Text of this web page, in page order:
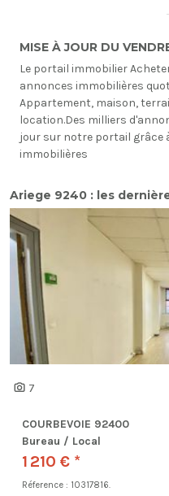
MISE À JOUR DU
Le portail immobilier
annonces immobilières
Appartement, maison,
location.Des milliers
jour sur notre portail grâce
immobilières
Ariege 9240 : les
7
COURBEVOIE 92400
Bureau / Local
1 210 € *
Réference : 10317816.